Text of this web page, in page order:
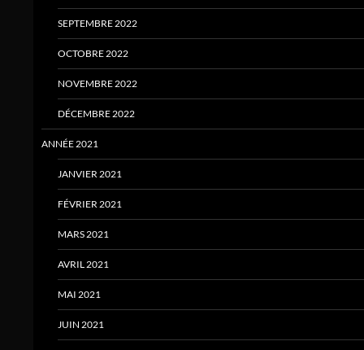
SEPTEMBRE 2022
OCTOBRE 2022
NOVEMBRE 2022
DÉCEMBRE 2022
ANNÉE 2021
JANVIER 2021
FÉVRIER 2021
MARS 2021
AVRIL 2021
MAI 2021
JUIN 2021